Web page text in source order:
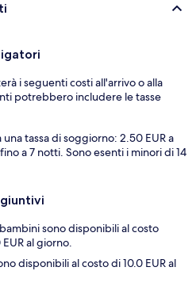
i seguenti costi all'arrivo o alla
potrebbero includere le tasse
tassa di soggiorno: 2.50 EUR a
a 7 notti. Sono esenti i minori di 14
sono disponibili al costo
al giorno.
disponibili al costo di 10.0 EUR al